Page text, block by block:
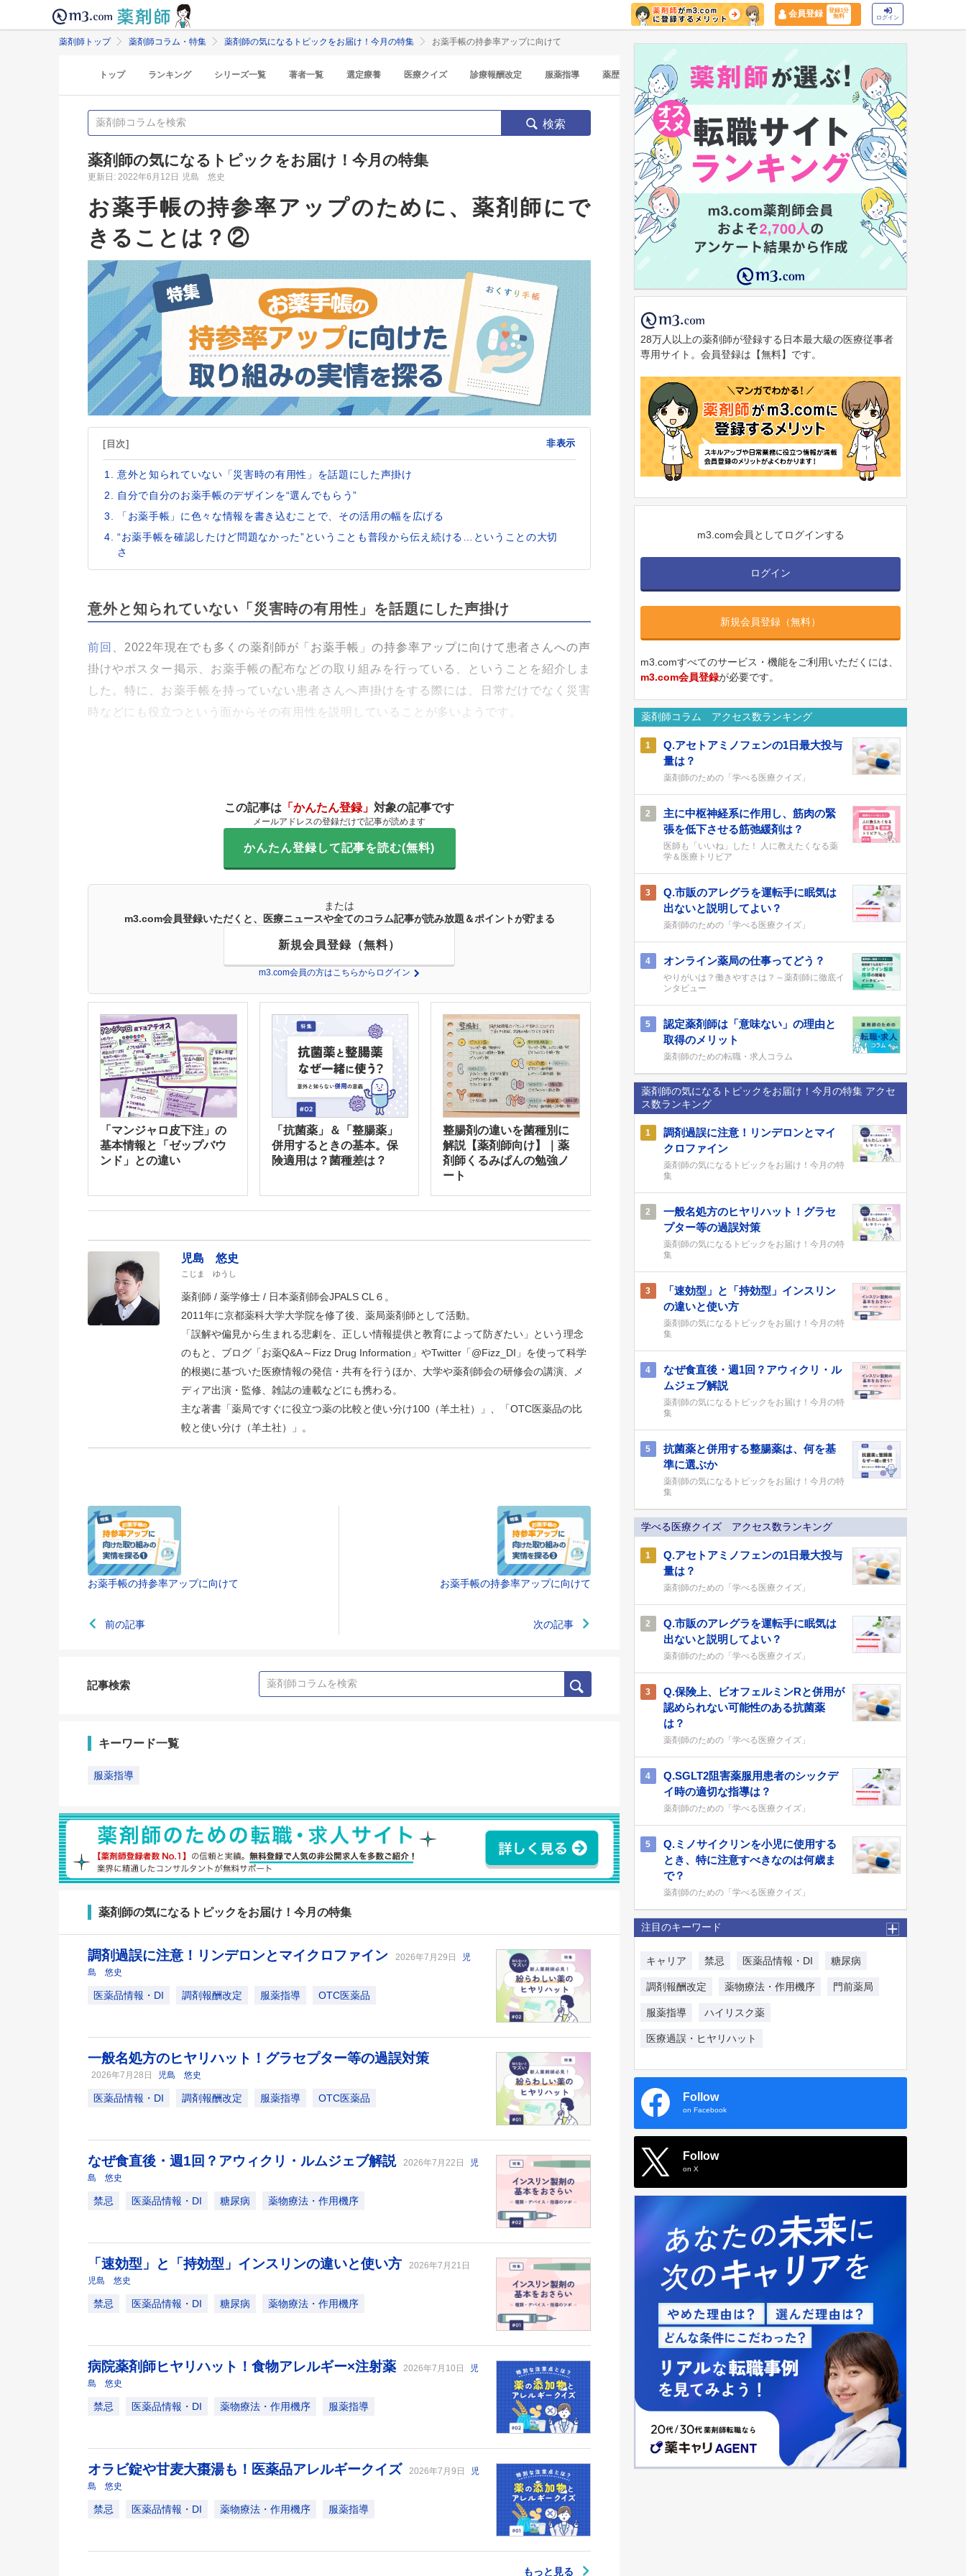
会員登録
登録1分
無料
ログイン
薬剤師トップ 薬剤師コラム・特集 薬剤師の気になるトピックをお届け！今月の特集 お薬手帳の持参率アップに向けて
トップ ランキング シリーズ一覧 著者一覧 選定療養 医療クイズ 診療報酬改定 服薬指導 薬歴 マイナ保険証
検索
薬剤師の気になるトピックをお届け！今月の特集
更新日: 2022年6月12日 児島 悠史
お薬手帳の持参率アップのために、薬剤師にで
きることは？②
[目次] 非表示
意外と知られていない「災害時の有用性」を話題にした声掛け
自分で自分のお薬手帳のデザインを“選んでもらう”
「お薬手帳」に色々な情報を書き込むことで、その活用の幅を広げる
“お薬手帳を確認したけど問題なかった”ということも普段から伝え続ける…ということの大切
さ
意外と知られていない「災害時の有用性」を話題にした声掛け
前回
、2022年現在でも多くの薬剤師が「お薬手帳」の持参率アップに向けて患者さんへの声
掛けやポスター掲示、お薬手帳の配布などの取り組みを行っている、ということを紹介しま
した。特に、お薬手帳を持っていない患者さんへ声掛けをする際には、日常だけでなく災害
時などにも役立つという面からその有用性を説明していることが多いようです。
この記事は 「かんたん登録」 対象の記事です
メールアドレスの登録だけで記事が読めます
かんたん登録して記事を読む(無料)
または
m3.com会員登録いただくと、医療ニュースや全てのコラム記事が読み放題＆ポイントが貯まる
新規会員登録（無料）
m3.com会員の方はこちらからログイン
「マンジャロ皮下注」の
基本情報と「ゼップバウ
ンド」との違い
「抗菌薬」＆「整腸薬」
併用するときの基本。保
険適用は？菌種差は？
整腸剤の違いを菌種別に
解説【薬剤師向け】｜薬
剤師くるみぱんの勉強ノ
ート
児島 悠史
こじま ゆうし
薬剤師 / 薬学修士 / 日本薬剤師会JPALS CL６。
2011年に京都薬科大学大学院を修了後、薬局薬剤師として活動。
「誤解や偏見から生まれる悲劇を、正しい情報提供と教育によって防ぎたい」という理念
のもと、ブログ「お薬Q&A～Fizz Drug Information」やTwitter「@Fizz_DI」を使って科学
的根拠に基づいた医療情報の発信・共有を行うほか、大学や薬剤師会の研修会の講演、メ
ディア出演・監修、雑誌の連載などにも携わる。
主な著書「薬局ですぐに役立つ薬の比較と使い分け100（羊土社）」、「OTC医薬品の比
較と使い分け（羊土社）」。
お薬手帳の持参率アップに向けて
前の記事
お薬手帳の持参率アップに向けて
次の記事
記事検索
キーワード一覧
服薬指導
薬剤師の気になるトピックをお届け！今月の特集
調剤過誤に注意！リンデロンとマイクロファイン 2026年7月29日
児
島 悠史
医薬品情報・DI 調剤報酬改定 服薬指導 OTC医薬品
一般名処方のヒヤリハット！グラセプター等の過誤対策
2026年7月28日 児島 悠史
医薬品情報・DI 調剤報酬改定 服薬指導 OTC医薬品
なぜ食直後・週1回？アウィクリ・ルムジェブ解説 2026年7月22日
児
島 悠史
禁忌 医薬品情報・DI 糖尿病 薬物療法・作用機序
「速効型」と「持効型」インスリンの違いと使い方
2026年7月21日
児島 悠史
禁忌 医薬品情報・DI 糖尿病 薬物療法・作用機序
病院薬剤師ヒヤリハット！食物アレルギー×注射薬 2026年7月10日
児
島 悠史
禁忌 医薬品情報・DI 薬物療法・作用機序 服薬指導
オラビ錠や甘麦大棗湯も！医薬品アレルギークイズ 2026年7月9日
児
島 悠史
禁忌 医薬品情報・DI 薬物療法・作用機序 服薬指導
もっと見る
28万人以上の薬剤師が登録する日本最大級の医療従事者
専用サイト。会員登録は【無料】です。
m3.com会員としてログインする
ログイン
新規会員登録（無料）
m3.comすべてのサービス・機能をご利用いただくには、
m3.com会員登録が必要です。
薬剤師コラム アクセス数ランキング
1
Q.アセトアミノフェンの1日最大投与
量は？
薬剤師のための「学べる医療クイズ」
2
主に中枢神経系に作用し、筋肉の緊
張を低下させる筋弛緩剤は？
医師も「いいね」した！ 人に教えたくなる薬
学＆医療トリビア
3
Q.市販のアレグラを運転手に眠気は
出ないと説明してよい？
薬剤師のための「学べる医療クイズ」
4 オンライン薬局の仕事ってどう？
やりがいは？働きやすさは？～薬剤師に徹底イ
ンタビュー
5
認定薬剤師は「意味ない」の理由と
取得のメリット
薬剤師のための転職・求人コラム
薬剤師の気になるトピックをお届け！今月の特集 アクセ
ス数ランキング
1
調剤過誤に注意！リンデロンとマイ
クロファイン
薬剤師の気になるトピックをお届け！今月の特
集
2
一般名処方のヒヤリハット！グラセ
プター等の過誤対策
薬剤師の気になるトピックをお届け！今月の特
集
3
「速効型」と「持効型」インスリン
の違いと使い方
薬剤師の気になるトピックをお届け！今月の特
集
4
なぜ食直後・週1回？アウィクリ・ル
ムジェブ解説
薬剤師の気になるトピックをお届け！今月の特
集
5
抗菌薬と併用する整腸薬は、何を基
準に選ぶか
薬剤師の気になるトピックをお届け！今月の特
集
学べる医療クイズ アクセス数ランキング
1
Q.アセトアミノフェンの1日最大投与
量は？
薬剤師のための「学べる医療クイズ」
2
Q.市販のアレグラを運転手に眠気は
出ないと説明してよい？
薬剤師のための「学べる医療クイズ」
3
Q.保険上、ビオフェルミンRと併用が
認められない可能性のある抗菌薬
は？
薬剤師のための「学べる医療クイズ」
4
Q.SGLT2阻害薬服用患者のシックデ
イ時の適切な指導は？
薬剤師のための「学べる医療クイズ」
5
Q.ミノサイクリンを小児に使用する
とき、特に注意すべきなのは何歳ま
で？
薬剤師のための「学べる医療クイズ」
注目のキーワード
キャリア 禁忌 医薬品情報・DI 糖尿病
調剤報酬改定 薬物療法・作用機序 門前薬局
服薬指導 ハイリスク薬
医療過誤・ヒヤリハット
Follow
on Facebook
Follow
on X